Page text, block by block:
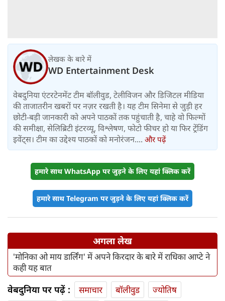
लेखक के बारे में
WD Entertainment Desk
वेबदुनिया एंटरटेनमेंट टीम बॉलीवुड, टेलीविजन और डिजिटल मीडिया
की ताजातरीन खबरों पर नज़र रखती है। यह टीम सिनेमा से जुड़ी हर
छोटी-बड़ी जानकारी को अपने पाठकों तक पहुंचाती है, चाहे वो फिल्मों
की समीक्षा, सेलिब्रिटी इंटरव्यू, विश्लेषण, फोटो फीचर हो या फिर ट्रेंडिंग
इवेंट्स। टीम का उद्देश्य पाठकों को मनोरंजन.... और पढ़ें
हमारे साथ WhatsApp पर जुड़ने के लिए यहां क्लिक करें
हमारे साथ Telegram पर जुड़ने के लिए यहां क्लिक करें
अगला लेख
'मोनिका ओ माय डार्लिंग' में अपने किरदार के बारे में राधिका आप्टे ने
कही यह बात
वेबदुनिया पर पढ़ें : समाचार बॉलीवुड
ज्योतिष